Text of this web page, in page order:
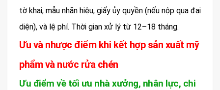
tờ khai, mẫu nhãn hiệu, giấy ủy quyền (nếu nộp qua đại
diện), và lệ phí. Thời gian xử lý từ 12–18 tháng.
Ưu và nhược điểm khi kết hợp sản xuất mỹ
phẩm và nước rửa chén
Ưu điểm về tối ưu nhà xưởng, nhân lực, chi